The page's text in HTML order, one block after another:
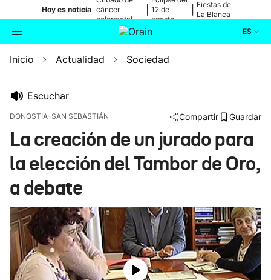
Hoy es noticia cáncer
colorrectal
12 de
agosto
Fiestas de
La Blanca
ES
Buscador Actualidad
Ikusmiran
Inicio Actualidad Sociedad
Escuchar
DONOSTIA-SAN SEBASTIÁN Compartir Guardar
La creación de un jurado para
la elección del Tambor de Oro,
a debate